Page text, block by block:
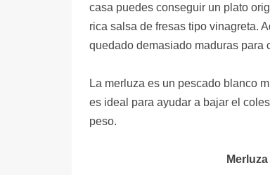
casa puedes conseguir un plato
rica salsa de fresas tipo vinagreta.
quedado demasiado maduras para
La merluza es un pescado blanco
es ideal para ayudar a bajar el
peso.